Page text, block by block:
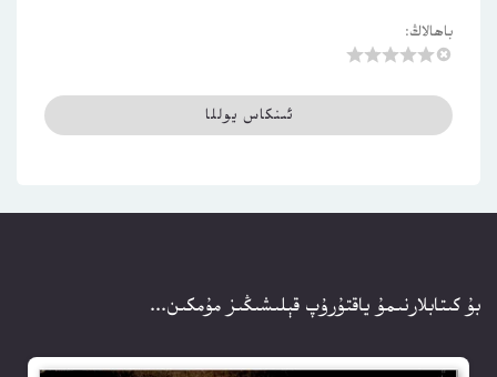
باھالاڭ:
بۇ كىتابلارنىمۇ ياقتۇرۇپ قېلىشىڭىز مۇمكىن...